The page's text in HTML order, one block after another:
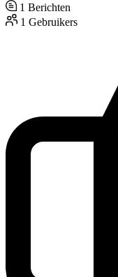
1 Berichten
1 Gebruikers